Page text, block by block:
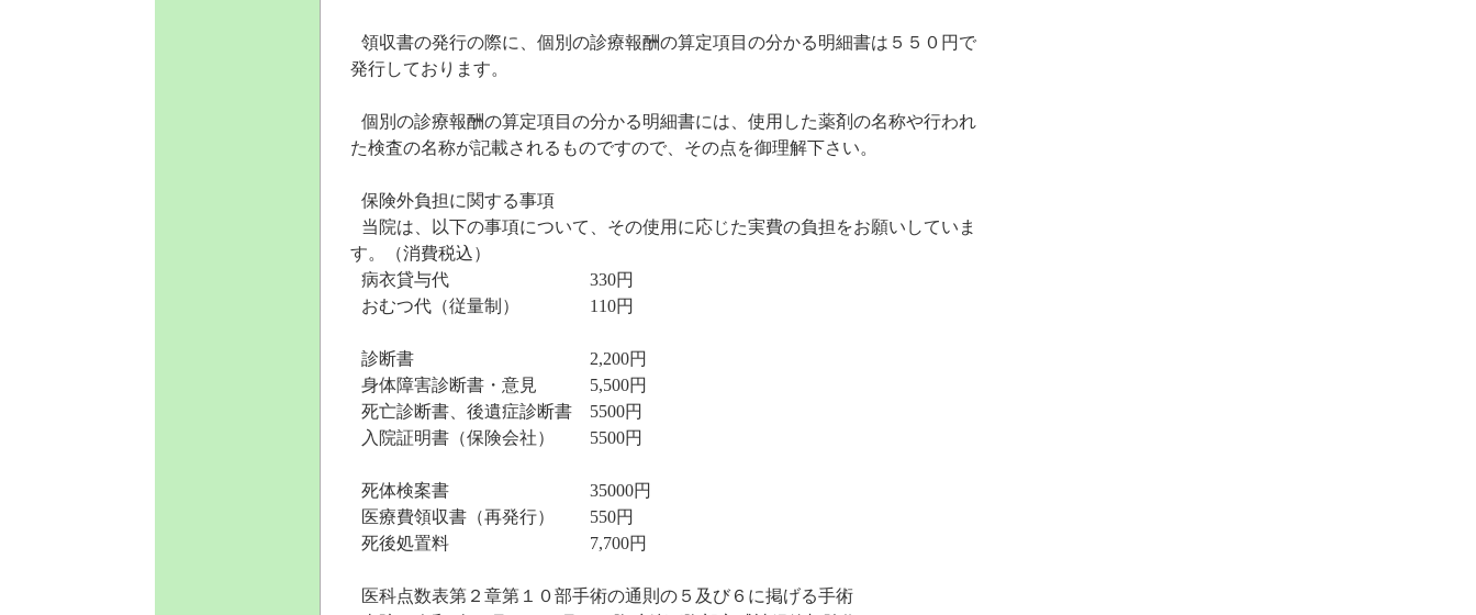
領収書の発行の際に、個別の診療報酬の算定項目の分かる明細書は５５０円で
発行しております。
個別の診療報酬の算定項目の分かる明細書には、使用した薬剤の名称や行われ
た検査の名称が記載されるものですので、その点を御理解下さい。
保険外負担に関する事項
当院は、以下の事項について、その使用に応じた実費の負担をお願いしていま
す。（消費税込）
病衣貸与代330円
おむつ代（従量制） 110円
診断書 2,200円
身体障害診断書・意見 5,500円
死亡診断書、後遺症診断書 5500円
入院証明書（保険会社） 5500円
死体検案書35000円
医療費領収書（再発行） 550円
死後処置料 7,700円
医科点数表第２章第１０部手術の通則の５及び６に掲げる手術